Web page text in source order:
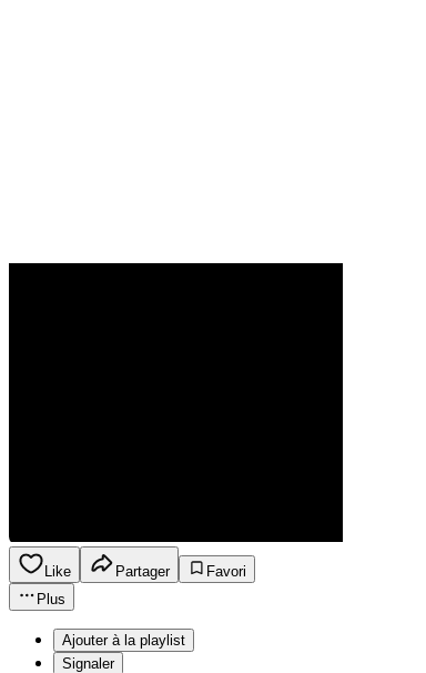
Like Partager
Favori
Plus
Ajouter à la playlist
Signaler